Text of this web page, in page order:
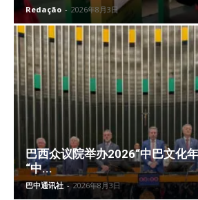
Redação - 2026年8月3日
巴西众议院举办2026“中巴文化
“中...
巴中通讯社 - 2026年8月3日